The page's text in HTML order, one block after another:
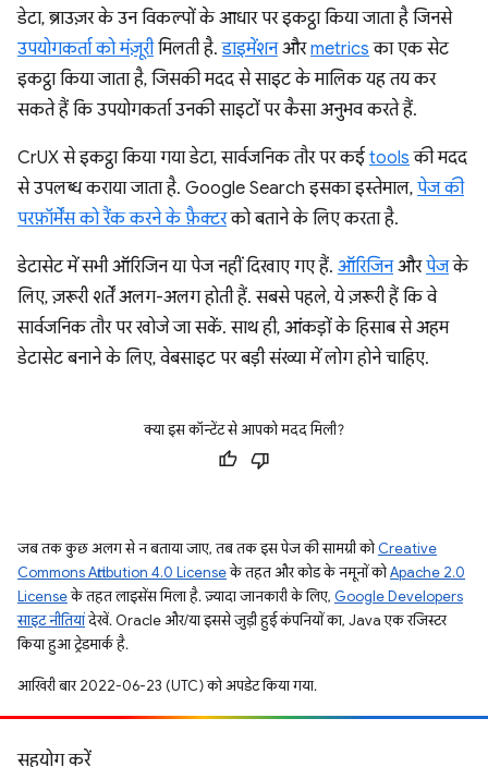
डेटा, ब्राउज़र के उन विकल्पों के आधार पर इकट्ठा किया जाता है जिनसे
उपयोगकर्ता को मंज़ूरीमिलती है.डाइमेंशनऔरmetrics का एक सेट
इकट्ठा किया जाता है, जिसकी मदद से साइट के मालिक यह तय कर
सकते हैं कि उपयोगकर्ता उनकी साइटों पर कैसा अनुभव करते हैं.
CrUX से इकट्ठा किया गया डेटा, सार्वजनिक तौर पर कई tools की मदद
से उपलब्ध कराया जाता है. Google Search इसका इस्तेमाल, पेज की
परफ़ॉर्मेंस को रैंक करने के फ़ैक्टरको बताने के लिए करता है.
डेटासेट में सभी ऑरिजिन या पेज नहीं दिखाए गए हैं. ऑरिजिनऔरपेजके
लिए, ज़रूरी शर्तें अलग-अलग होती हैं. सबसे पहले, ये ज़रूरी हैं कि वे
सार्वजनिक तौर पर खोजे जा सकें. साथ ही, आंकड़ों के हिसाब से अहम
डेटासेट बनाने के लिए, वेबसाइट पर बड़ी संख्या में लोग होने चाहिए.
क्या इस कॉन्टेंट से आपको मदद मिली?
जब तक कुछ अलग से न बताया जाए, तब तक इस पेज की सामग्री कोCreative
Commons Attribution 4.0 Licenseके तहत और कोड के नमूनों कोApache 2.0
Licenseके तहत लाइसेंस मिला है. ज़्यादा जानकारी के लिए, Google Developers
साइट नीतियांदेखें. Oracle और/या इससे जुड़ी हुई कंपनियों का, Java एक रजिस्टर
किया हुआ ट्रेडमार्क है.
आखिरी बार 2022-06-23 (UTC) को अपडेट किया गया.
सहयोग करें